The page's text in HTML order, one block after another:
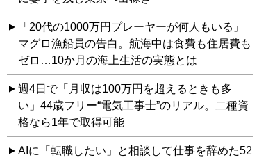
「20代の1000万円プレーヤーが何人もいる」
マグロ漁船員の告白。航海中は食費も住居費も
ゼロ…10か月の海上生活の実態とは
週4日で「月収は100万円を超えるときも多
い」44歳フリー“電気工事士”のリアル。二種資
格なら1年で取得可能
AIに「転職したい」と相談して仕事を辞めた52